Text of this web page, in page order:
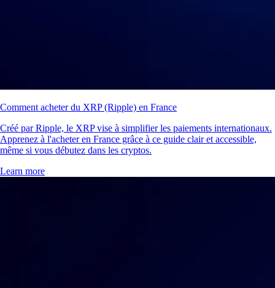
Comment acheter du XRP (Ripple) en France
Créé par Ripple, le XRP vise à simplifier les paiements internationaux.
Apprenez à l'acheter en France grâce à ce guide clair et accessible,
même si vous débutez dans les cryptos.
Learn more